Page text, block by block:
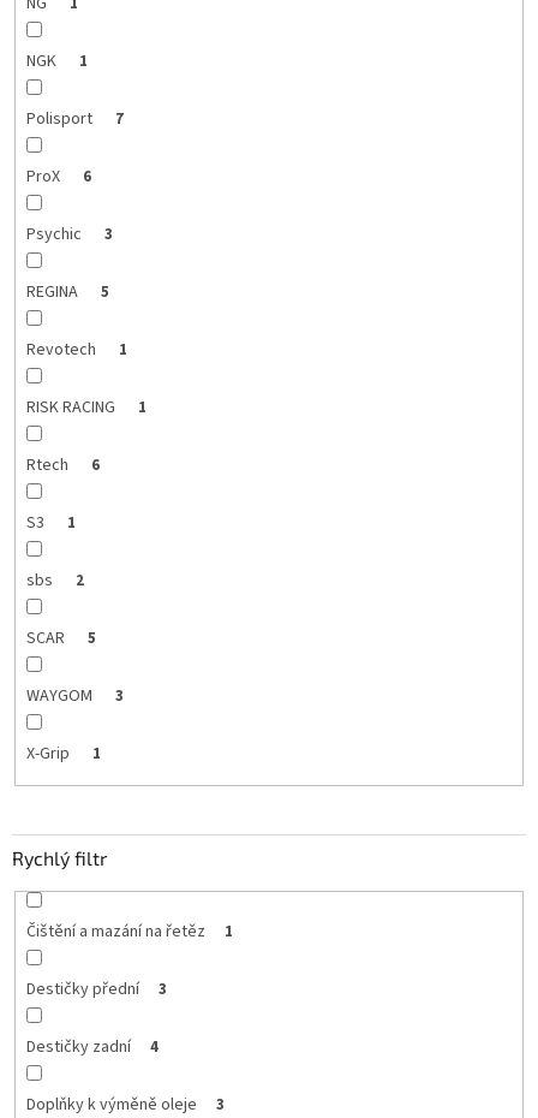
NGK 1
Polisport 7
ProX 6
Psychic 3
REGINA 5
Revotech 1
RISK RACING 1
Rtech 6
S3 1
sbs 2
SCAR 5
WAYGOM 3
X-Grip 1
Rychlý filtr
Čištění a mazání na řetěz 1
Destičky přední 3
Destičky zadní 4
Doplňky k výměně oleje 3